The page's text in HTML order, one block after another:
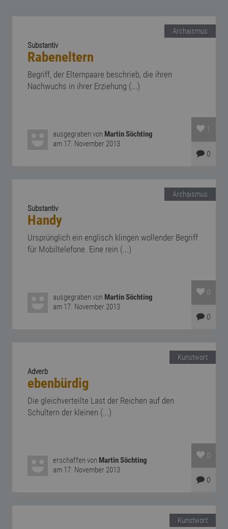
Archaismus
Substantiv
Rabeneltern
Begriff, der Elternpaare beschrieb, die ihren
Nachwuchs in ihrer Erziehung (...)
ausgegraben von Martin Söchting
am 17. November 2013
1
0
Archaismus
Substantiv
Handy
Ursprünglich ein englisch klingen wollender Begriff
für Mobiltelefone. Eine rein (...)
ausgegraben von Martin Söchting
am 17. November 2013
0
0
Kunstwort
Adverb
ebenbürdig
Die gleichverteilte Last der Reichen auf den
Schultern der kleinen (...)
erschaffen von Martin Söchting
am 17. November 2013
0
0
Kunstwort